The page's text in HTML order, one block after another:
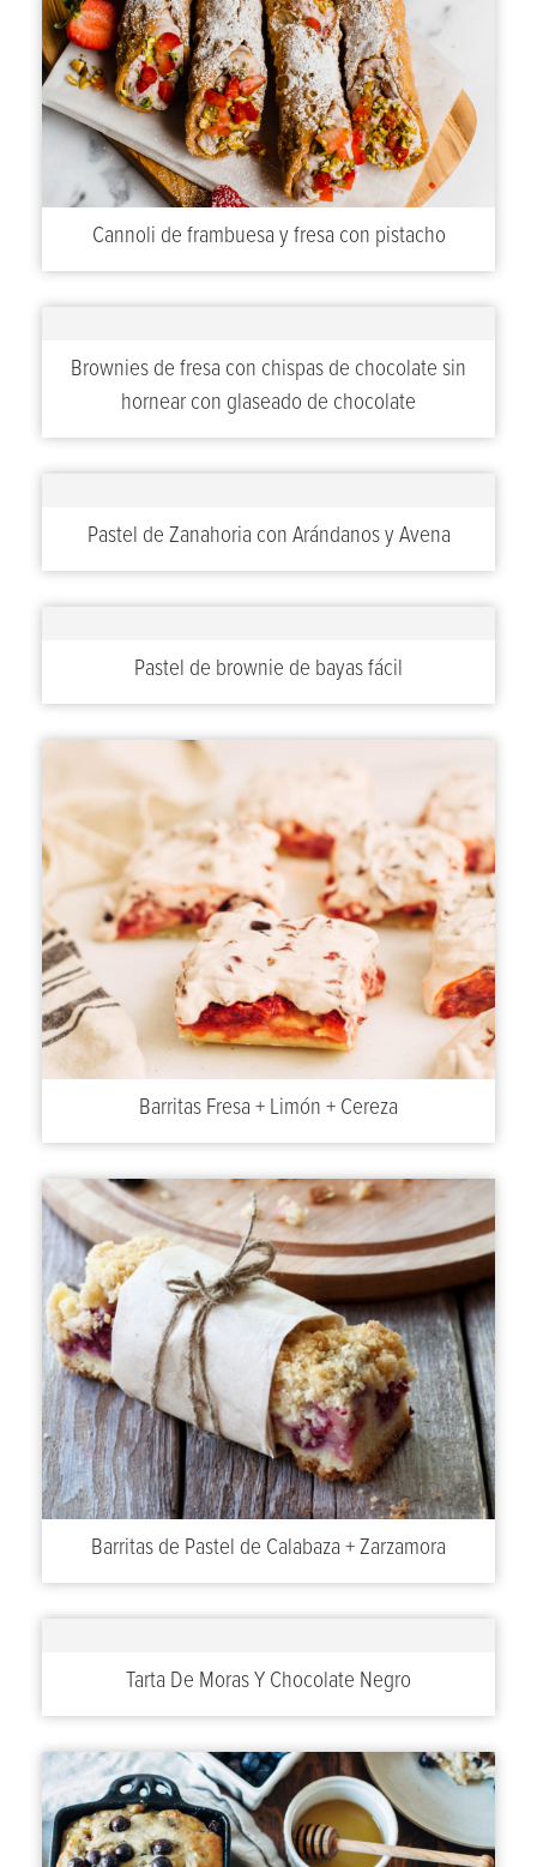
Cannoli de frambuesa y fresa con pistacho
Brownies de fresa con chispas de chocolate sin
hornear con glaseado de chocolate
Pastel de Zanahoria con Arándanos y Avena
Pastel de brownie de bayas fácil
Barritas Fresa + Limón + Cereza
Barritas de Pastel de Calabaza + Zarzamora
Tarta De Moras Y Chocolate Negro